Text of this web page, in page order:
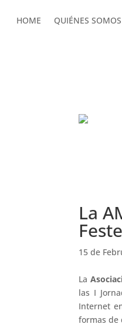
HOME QUIÉNES SOMOS
La
15 de
La
las I
Internet
formas de